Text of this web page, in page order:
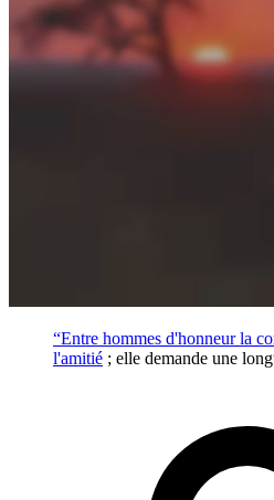
“Entre hommes d'honneur la
l'amitié ; elle demande une